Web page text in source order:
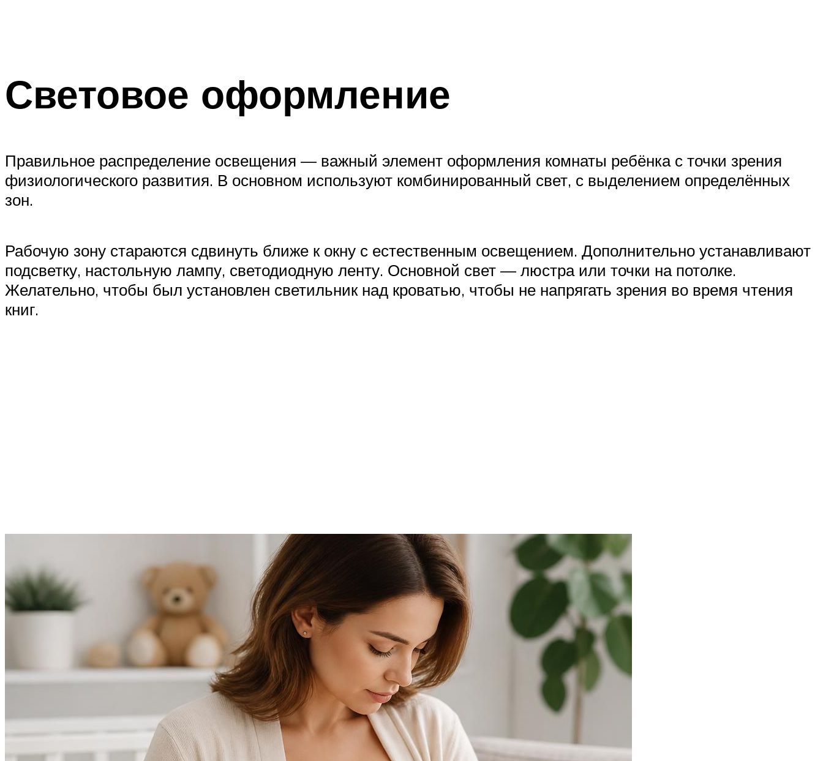
Световое оформление
Правильное распределение освещения — важный элемент оформления комнаты ребёнка с точки зрения
физиологического развития. В основном используют комбинированный свет, с выделением определённых
зон.
Рабочую зону стараются сдвинуть ближе к окну с естественным освещением. Дополнительно устанавливают
подсветку, настольную лампу, светодиодную ленту. Основной свет — люстра или точки на потолке.
Желательно, чтобы был установлен светильник над кроватью, чтобы не напрягать зрения во время чтения
книг.